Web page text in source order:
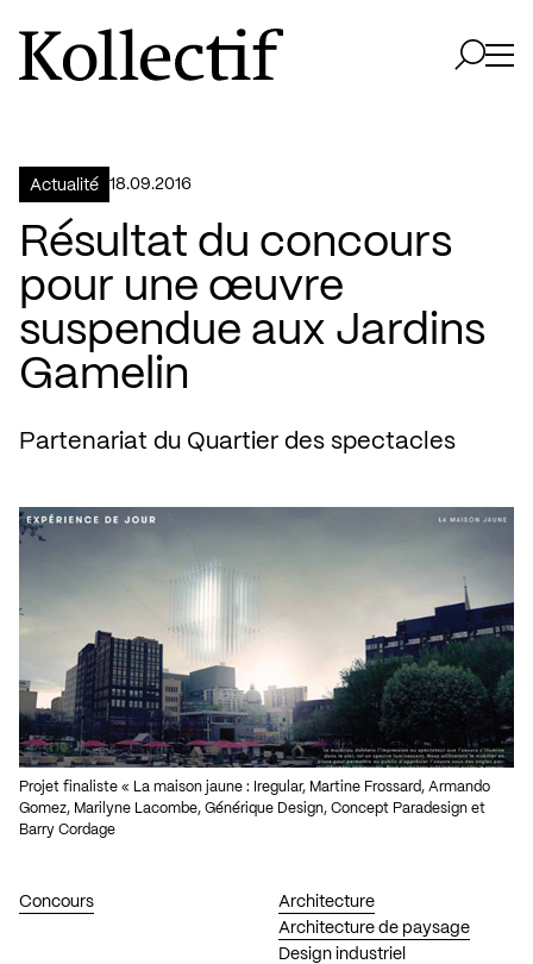
Aller à la page d'accueil
Logo Kollectif
Actualité 18.09.2016
Résultat du concours
pour une œuvre
suspendue aux Jardins
Gamelin
Partenariat du Quartier des spectacles
Concours
Architecture
Architecture de paysage
Design industriel
Projet finaliste « La maison jaune : Iregular, Martine Frossard, Armando
Gomez, Marilyne Lacombe, Générique Design, Concept Paradesign et
Barry Cordage